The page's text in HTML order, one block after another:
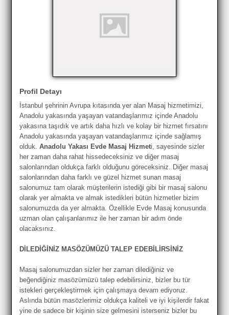
Profil Detayı
İstanbul şehrinin Avrupa kıtasında yer alan Masaj hizmetimizi,
Anadolu yakasında yaşayan vatandaşlarımız içinde Anadolu
yakasına taşıdık ve artık daha hızlı ve kolay bir hizmet fırsatını
Anadolu yakasında yaşayan vatandaşlarımız içinde sağlamış
olduk.Anadolu Yakası Evde Masaj Hizmeti, sayesinde sizler
her zaman daha rahat hissedeceksiniz ve diğer masaj
salonlarından oldukça farklı olduğunu göreceksiniz. Diğer masaj
salonlarından daha farklı ve güzel hizmet sunan masaj
salonumuz tam olarak müşterilerin istediği gibi bir masaj salonu
olarak yer almakta ve almak istedikleri bütün hizmetler bizim
salonumuzda da yer almakta. Özellikle Evde Masaj konusunda
uzman olan çalışanlarımız ile her zaman bir adım önde
olacaksınız.
DİLEDİĞİNİZ MASÖZÜMÜZÜ TALEP EDEBİLİRSİNİZ
Masaj salonumuzdan sizler her zaman dilediğiniz ve
beğendiğiniz masözümüzü talep edebilirsiniz, bizler bu tür
istekleri gerçekleştirmek için çalışmaya devam ediyoruz.
Aslında bütün masözlerimiz oldukça kaliteli ve iyi kişilerdir fakat
yine de sadece bir kişinin size gelmesini isterseniz bizler bu